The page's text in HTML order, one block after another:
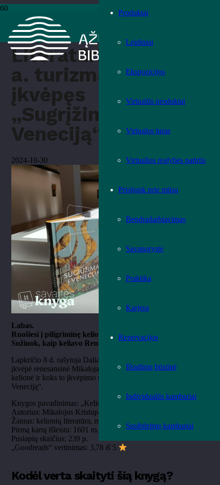
Produktai
Leidiniai
Ekspozicijos
Virtualūs produktai
Virtualus turas
Virtualios realybės patirtis
Prisijunk prie mūsų
Bendradarbiavimas
Savanorystė
Praktika
Karjera
Rezervacijos
Išradimų būstinė
Individualūs kambariai
Susibūrimų kambariai
Literatūrinis XVI a. turizmas, įkvėpęs
„Sugrįžimą į Veneciją“
Literatūrinis XVI
a. turizmas,
įkvėpęs
„Sugrįžimą į
Veneciją“
2024-10-30
Labas.
Ruošiesi į piligriminę kelionę?
Sužinok, kaip keliavo Renesanso piligrimai.
Lapkričio 8 d. rašytoja Dalia Smagurauskaitė pasidalins, kaip ją
įkvėpė renesansinė Mikalojaus Kristupo Radvilos Našlaitėlio
kelionė ir koks to įkvėpimo rezultatas – knyga „Sugrįžimas į
Veneciją“.
Knygos pavadinimas: „Kelionė į Jeruzalę“
Autorius: Mikalojus Kristupas Radvila Našlaitėlis
Žanras: kelionių literatūra, memuarai
Pirmą kartą išleista: 1601 m.
Puslapių skaičius: 239 p.
„Goodreads“ vertinimas: 3,78 iš 5
Kodėl verta skaityti šią knygą?